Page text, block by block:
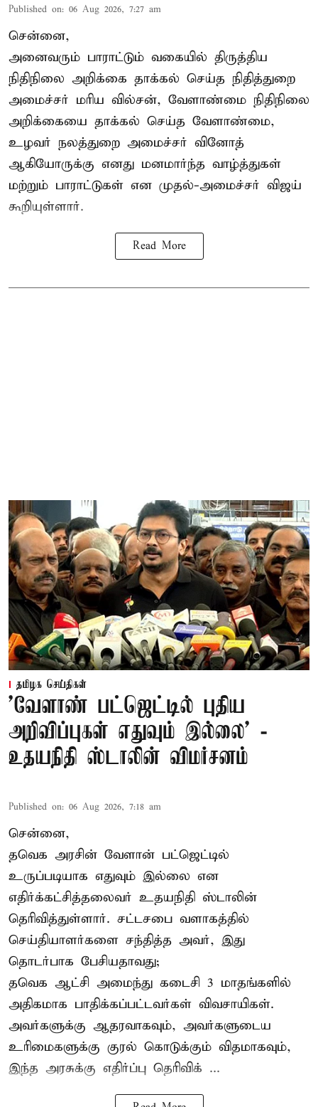
Published on: 06 Aug 2026, 7:27 am
சென்னை,
அனைவரும் பாராட்டும் வகையில் திருத்திய
நிதிநிலை அறிக்கை தாக்கல் செய்த நிதித்துறை
அமைச்சர் மரிய வில்சன், வேளாண்மை நிதிநிலை
அறிக்கையை தாக்கல் செய்த வேளாண்மை,
உழவர் நலத்துறை அமைச்சர் வினோத்
ஆகியோருக்கு எனது மனமார்ந்த வாழ்த்துகள்
மற்றும் பாராட்டுகள் என முதல்-அமைச்சர் விஜய்
கூறியுள்ளார்.
Read More
தமிழக செய்திகள்
'வேளாண் பட்ஜெட்டில் புதிய
அறிவிப்புகள் எதுவும் இல்லை' -
உதயநிதி ஸ்டாலின் விமர்சனம்
Published on: 06 Aug 2026, 7:18 am
சென்னை,
தவெக அரசின் வேளான் பட்ஜெட்டில்
உருப்படியாக எதுவும் இல்லை என
எதிர்க்கட்சித்தலைவர் உதயநிதி ஸ்டாலின்
தெரிவித்துள்ளார். சட்டசபை வளாகத்தில்
செய்தியாளர்களை சந்தித்த அவர், இது
தொடர்பாக பேசியதாவது;
தவெக ஆட்சி அமைந்து கடைசி 3 மாதங்களில்
அதிகமாக பாதிக்கப்பட்டவர்கள் விவசாயிகள்.
அவர்களுக்கு ஆதரவாகவும், அவர்களுடைய
உரிமைகளுக்கு குரல் கொடுக்கும் விதமாகவும்,
இந்த அரசுக்கு எதிர்ப்பு தெரிவிக் ...